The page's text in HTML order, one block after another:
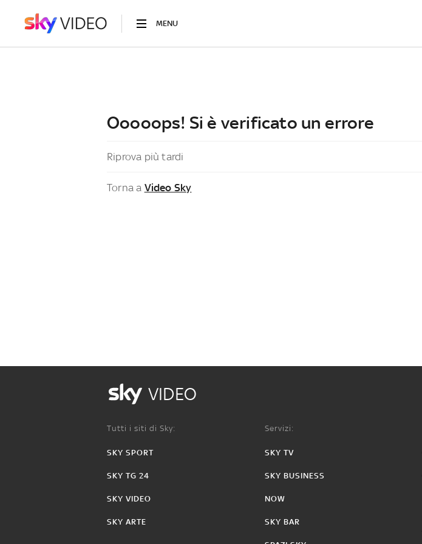
MENU
Ooooops! Si è verificato un errore
Riprova più tardi
Torna a Video Sky
VIDEO
Tutti i siti di Sky:
SKY SPORT
SKY TG 24
SKY VIDEO
SKY ARTE
Servizi:
SKY TV
SKY BUSINESS
NOW
SKY BAR